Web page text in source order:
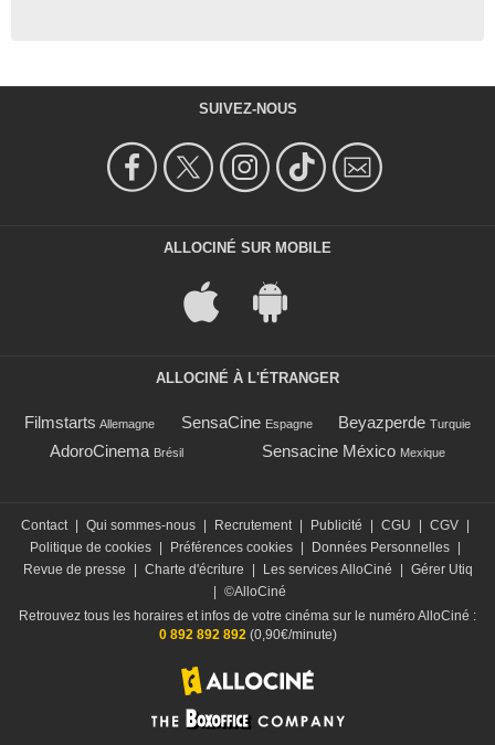
SUIVEZ-NOUS
ALLOCINÉ SUR MOBILE
ALLOCINÉ À L'ÉTRANGER
Filmstarts Allemagne SensaCine Espagne Beyazperde Turquie
AdoroCinema Brésil Sensacine México Mexique
Contact | Qui sommes-nous | Recrutement | Publicité | CGU | CGV |
Politique de cookies | Préférences cookies | Données Personnelles |
Revue de presse
| Charte d'écriture | Les services AlloCiné | Gérer Utiq
| ©AlloCiné
Retrouvez tous les horaires et infos de votre cinéma sur le numéro AlloCiné :
0 892 892 892 (0,90€/minute)